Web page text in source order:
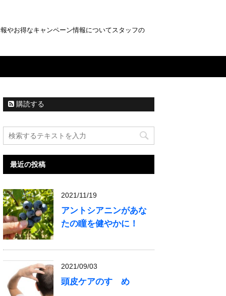
やお得なキャンペーン情報についてスタッフの
購読する
最近の投稿
2021/11/19
アントシアニンがあな
たの瞳を健やかに！
2021/09/03
頭皮ケアのすゝめ